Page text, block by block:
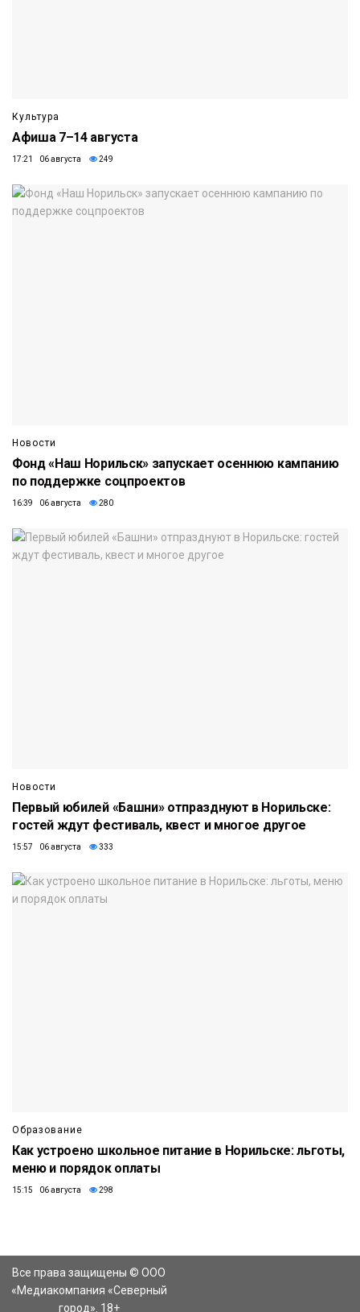
Культура
Афиша 7–14 августа
17:21 06 августа 249
Новости
Фонд «Наш Норильск» запускает осеннюю кампанию
по поддержке соцпроектов
16:39 06 августа 280
Новости
Первый юбилей «Башни» отпразднуют в Норильске:
гостей ждут фестиваль, квест и многое другое
15:57 06 августа 333
Образование
Как устроено школьное питание в Норильске: льготы,
меню и порядок оплаты
15:15 06 августа 298
Все права защищены © ООО
«Медиакомпания «Северный
город». 18+